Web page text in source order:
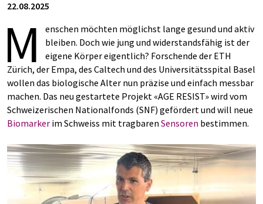
22.08.2025
M
enschen möchten möglichst lange gesund und aktiv
bleiben. Doch wie jung und widerstandsfähig ist der
eigene Körper eigentlich? Forschende der ETH
Zürich, der Empa, des Caltech und des Universitätsspital Basel
wollen das biologische Alter nun präzise und einfach messbar
machen. Das neu gestartete Projekt «AGE RESIST» wird vom
Schweizerischen Nationalfonds (SNF) gefördert und will neue
Biomarker im Schweiss mit tragbaren Sensoren bestimmen.